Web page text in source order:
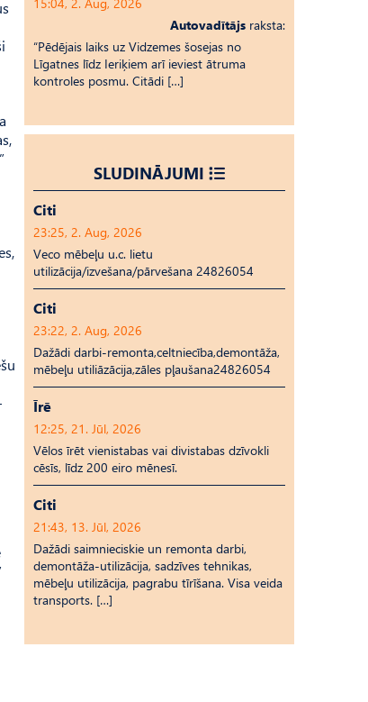
Autovadītājs raksta:
“Pēdējais laiks uz Vid­ze­mes šosejas no
Līgatnes līdz Ieriķiem arī ieviest ātruma
kontroles posmu. Citādi […]
SLUDINĀJUMI
Citi
23:25, 2. Aug, 2026
Veco mēbeļu u.c. lietu
utilizācija/izvešana/pārvešana 24826054
Citi
23:22, 2. Aug, 2026
Dažādi darbi-remonta,celtniecība,demontāža,
mēbeļu utiliāzācija,zāles pļaušana24826054
Īrē
12:25, 21. Jūl, 2026
Vēlos īrēt vienistabas vai divistabas dzīvokli
cēsīs, līdz 200 eiro mēnesī.
Citi
21:43, 13. Jūl, 2026
Dažādi saimnieciskie un remonta darbi,
demontāža-utilizācija, sadzīves tehnikas,
mēbeļu utilizācija, pagrabu tīrīšana. Visa veida
transports. […]